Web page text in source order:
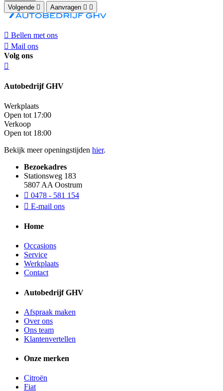
Volgende
Aanvragen
Bellen met ons
Mail ons
Volg ons
Autobedrijf GHV
Werkplaats
Open tot 17:00
Verkoop
Open tot 18:00
Bekijk meer openingstijden hier.
Bezoekadres
Stationsweg 183
5807 AA Oostrum
0478 - 581 154
E-mail ons
Home
Occasions
Service
Werkplaats
Contact
Autobedrijf GHV
Afspraak maken
Over ons
Ons team
Klantenvertellen
Onze merken
Citroën
Fiat